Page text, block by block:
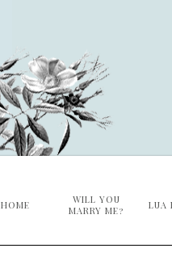
HOME
WILL YOU
MARRY ME?
LUA